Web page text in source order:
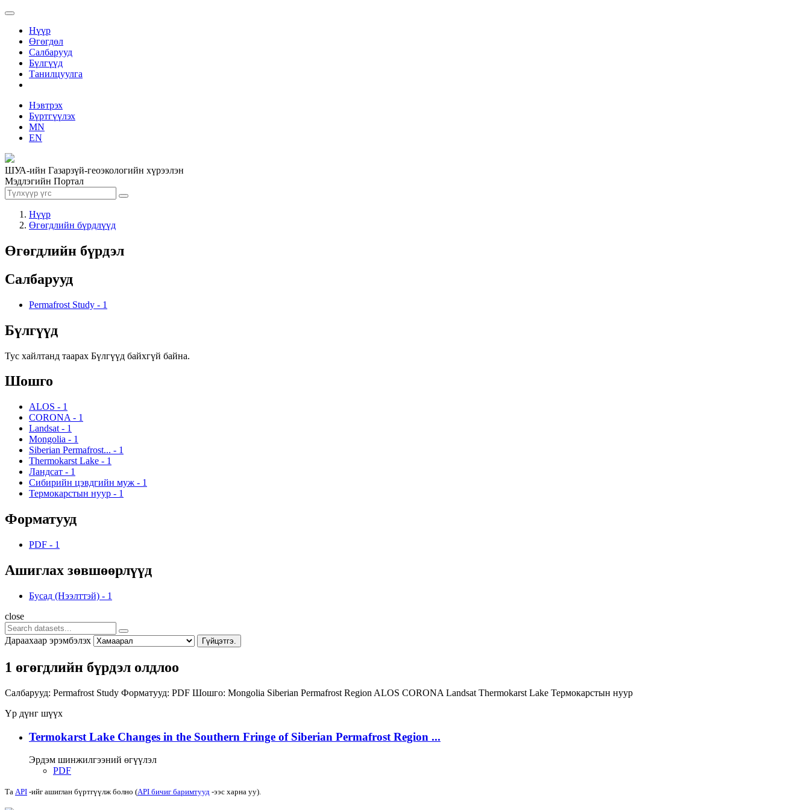
Нүүр
Өгөгдөл
Салбарууд
Бүлгүүд
Танилцуулга
Нэвтрэх
Бүртгүүлэх
MN
EN
ШУА-ийн Газарзүй-геоэкологийн хүрээлэн
Мэдлэгийн Портал
Нүүр
Өгөгдлийн бүрдлүүд
Өгөгдлийн бүрдэл
Салбарууд
Permafrost Study - 1
Бүлгүүд
Тус хайлтанд таарах Бүлгүүд байхгүй байна.
Шошго
ALOS - 1
CORONA - 1
Landsat - 1
Mongolia - 1
Siberian Permafrost... - 1
Thermokarst Lake - 1
Ландсат - 1
Сибирийн цэвдгийн муж - 1
Термокарстын нуур - 1
Форматууд
PDF - 1
Ашиглах зөвшөөрлүүд
Бусад (Нээлттэй) - 1
close
Дараахаар эрэмбэлэх Гүйцэтгэ.
1 өгөгдлийн бүрдэл олдлоо
Салбарууд: Permafrost Study Форматууд: PDF Шошго: Mongolia Siberian Permafrost Region ALOS CORONA Landsat Thermokarst Lake Термокарстын нуур
Үр дүнг шүүх
Termokarst Lake Changes in the Southern Fringe of Siberian Permafrost Region ...
Эрдэм шинжилгээний өгүүлэл
PDF
Та API -ийг ашиглан бүртгүүлж болно (API бичиг баримтууд -ээс харна уу).